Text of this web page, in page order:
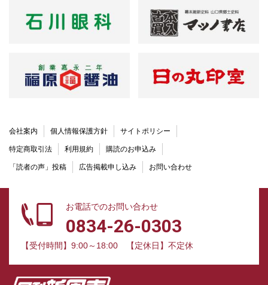
会社案内 個人情報保護方針 サイトポリシー
特定商取引法 利用規約 購読のお申込み
「読者の声」投稿 広告掲載申し込み お問い合わせ
お電話でのお問い合わせ
0834-26-0303
【受付時間】9:00～18:00 【定休日】不定休